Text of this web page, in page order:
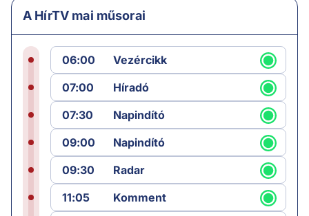
A HírTV mai műsorai
06:00
Vezércikk
07:00
Híradó
07:30
Napindító
09:00
Napindító
09:30
Radar
11:05
Komment